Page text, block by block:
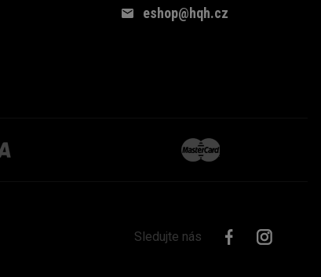
eshop@hqh.cz
Sledujte nás